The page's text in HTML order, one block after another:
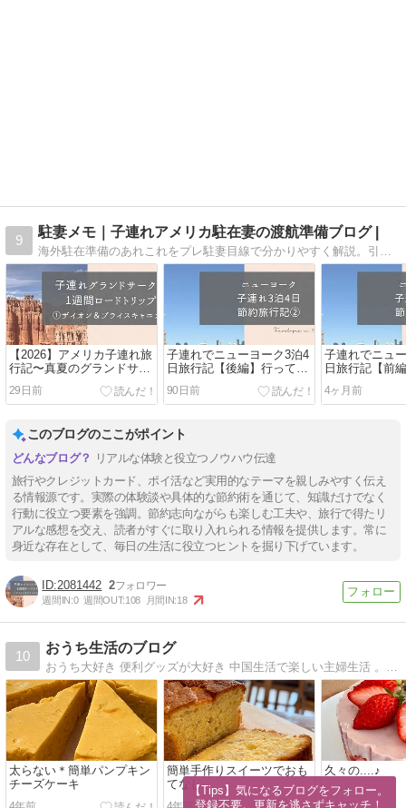
9
駐妻メモ｜子連れアメリカ駐在妻の渡航準備ブログ |
海外駐在準備のあれこれをプレ駐妻目線で分かりやすく解説。引っ越し・教育・公的手続きなど渡航前の準備がスムーズにできるよう、細やかで丁寧な解説を心がけています。時々、赴任とは無関係のクスッとなる記事も書いています♪
【2026】アメリカ子連れ旅
行記〜真夏のグランドサー
クル6泊7日〜【その1】
29日前
子連れでニューヨーク3泊4
日旅行記【後編】行ってよ
かった自由の女神
90日前
子連れでニュ
日旅行記【前
ロードウェイ
4ヶ月前
このブログのここがポイント
リアルな体験と役立つノウハウ伝達
旅行やクレジットカード、ポイ活など実用的なテーマを親しみやすく伝え
る情報源です。実際の体験談や具体的な節約術を通じて、知識だけでなく
行動に役立つ要素を強調。節約志向ながらも楽しむ工夫や、旅行で得たリ
アルな感想を交え、読者がすぐに取り入れられる情報を提供します。常に
身近な存在として、毎日の生活に役立つヒントを掘り下げています。
2081442 2
週間IN:0 週間OUT:108 月間IN:18
10
おうち生活のブログ
おうち大好き 便利グッズが大好き 中国生活で楽しい主婦生活 。糖質制限に関する話やレシピ その他中国生活で発見したおもしろい事や お気に入り雑貨もご紹介します。
太らない＊簡単パンプキン
チーズケーキ
簡単手作りスイーツでおも
てなし
久々の....♪
【Tips】気になるブログをフォロー。
登録不要。更新を逃さずキャッチ！